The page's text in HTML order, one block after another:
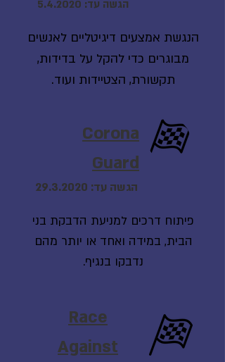
הגשה עד: 5.4.2020
הנגשת אמצעים דיגיטליים לאנשים
מבוגרים כדי להקל על בדידות,
תקשורת, הצטיידות ועוד.
Corona
Guard
הגשה עד: 29.3.2020
פיתוח דרכים למניעת הדבקת בני
הבית, במידה ואחד או יותר מהם
נדבקו בנגיף.
Race
Against